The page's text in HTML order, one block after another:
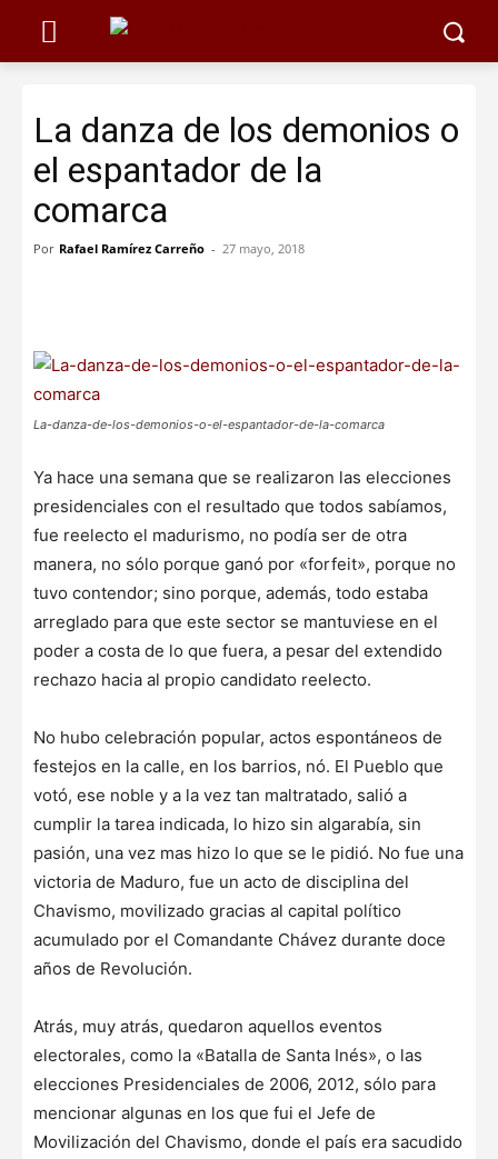
La danza de los demonios o
el espantador de la
comarca
Por Rafael Ramírez Carreño - 27 mayo, 2018
La-danza-de-los-demonios-o-el-espantador-de-la-comarca
Ya hace una semana que se realizaron las elecciones
presidenciales con el resultado que todos sabíamos,
fue reelecto el madurismo, no podía ser de otra
manera, no sólo porque ganó por «forfeit», porque no
tuvo contendor; sino porque, además, todo estaba
arreglado para que este sector se mantuviese en el
poder a costa de lo que fuera, a pesar del extendido
rechazo hacia al propio candidato reelecto.
No hubo celebración popular, actos espontáneos de
festejos en la calle, en los barrios, nó. El Pueblo que
votó, ese noble y a la vez tan maltratado, salió a
cumplir la tarea indicada, lo hizo sin algarabía, sin
pasión, una vez mas hizo lo que se le pidió. No fue una
victoria de Maduro, fue un acto de disciplina del
Chavismo, movilizado gracias al capital político
acumulado por el Comandante Chávez durante doce
años de Revolución.
Atrás, muy atrás, quedaron aquellos eventos
electorales, como la «Batalla de Santa Inés», o las
elecciones Presidenciales de 2006, 2012, sólo para
mencionar algunas en los que fui el Jefe de
Movilización del Chavismo, donde el país era sacudido